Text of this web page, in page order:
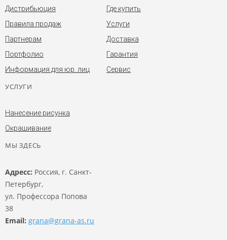
Дистрибьюция
Правила продаж
Партнерам
Портфолио
Информация для юр. лиц
Где купить
Услуги
Доставка
Гарантия
Сервис
УСЛУГИ
Нанесение рисунка
Окрашивание
МЫ ЗДЕСЬ
Адресс: Россия, г. Санкт-
Петербург,
ул. Профессора Попова
38
Email: grana@grana-as.ru